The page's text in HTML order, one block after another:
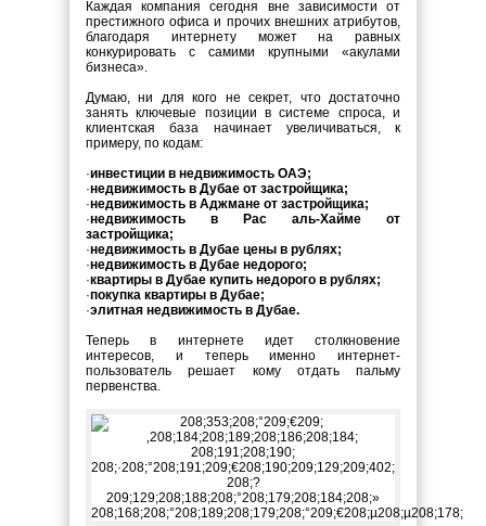
Каждая компания сегодня вне зависимости от
престижного офиса и прочих внешних атрибутов,
благодаря интернету может на равных
конкурировать с самими крупными «акулами
бизнеса».
Думаю, ни для кого не секрет, что достаточно
занять ключевые позиции в системе спроса, и
клиентская база начинает увеличиваться, к
примеру, по кодам:
·инвестиции в недвижимость ОАЭ;
·недвижимость в Дубае от застройщика;
·недвижимость в Аджмане от застройщика;
·недвижимость в Рас аль-Хайме от
застройщика;
·недвижимость в Дубае цены в рублях;
·недвижимость в Дубае недорого;
·квартиры в Дубае купить недорого в рублях;
·покупка квартиры в Дубае;
·элитная недвижимость в Дубае.
Теперь в интернете идет столкновение
интересов, и теперь именно интернет-
пользователь решает кому отдать пальму
первенства.